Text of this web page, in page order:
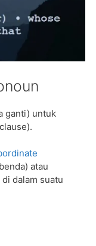
ganti) untuk
atau
di dalam suatu